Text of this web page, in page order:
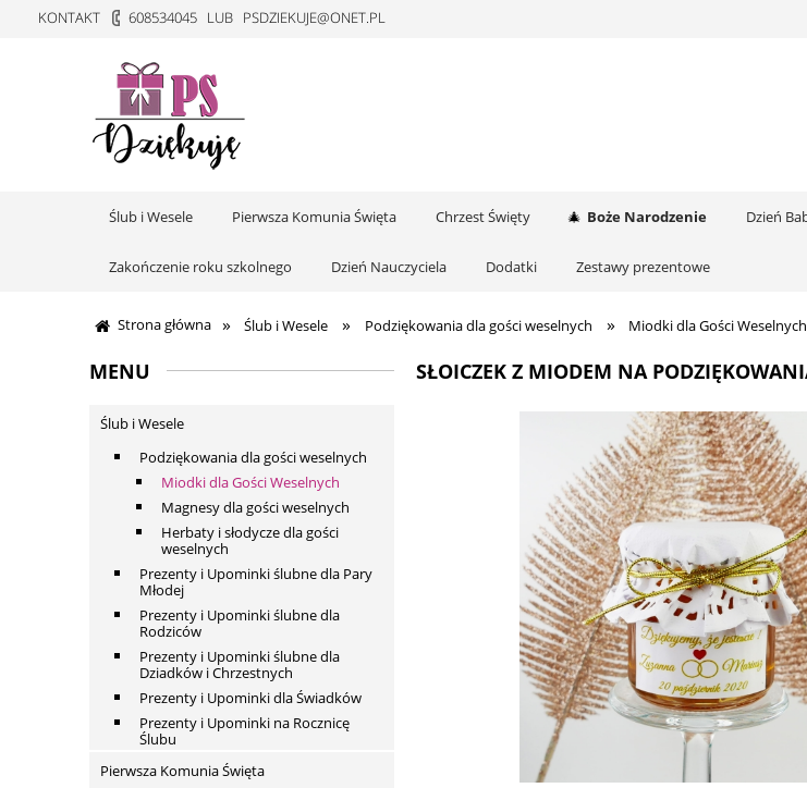
KONTAKT 608534045 LUB PSDZIEKUJE@ONET.PL
Ślub i Wesele Pierwsza Komunia Święta Chrzest Święty Boże Narodzenie Dzień
Zakończenie roku szkolnego Dzień Nauczyciela Dodatki Zestawy prezentowe
Strona główna » Ślub i Wesele » Podziękowania dla gości weselnych » Miodki dla Gości Weselnych
MENU
Ślub i Wesele
Podziękowania dla gości weselnych
Miodki dla Gości Weselnych
Magnesy dla gości weselnych
Herbaty i słodycze dla gości
weselnych
Prezenty i Upominki ślubne dla Pary
Młodej
Prezenty i Upominki ślubne dla
Rodziców
Prezenty i Upominki ślubne dla
Dziadków i Chrzestnych
Prezenty i Upominki dla Świadków
Prezenty i Upominki na Rocznicę
Ślubu
Pierwsza Komunia Święta
SŁOICZEK Z MIODEM NA